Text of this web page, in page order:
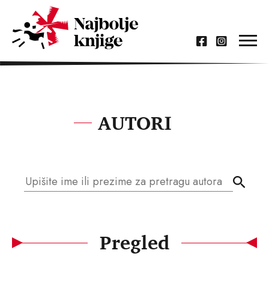
AUTORI
Pregled